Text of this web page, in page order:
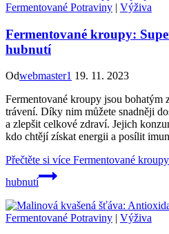
Fermentované Potraviny | Výživa
Fermentované kroupy:
hubnutí
Odwebmaster1 19. 11. 2023
Fermentované kroupy jsou bohatým
trávení. Díky nim můžete snadněji
a zlepšit celkové zdraví. Jejich
kdo chtějí získat energii a posílit
Přečtěte si více Fermentované
hubnutí
Fermentované Potraviny | Výživa